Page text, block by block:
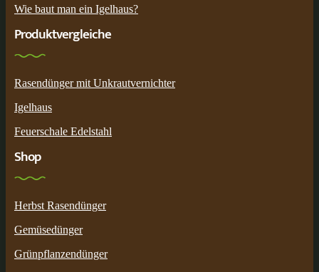
Wie baut man ein Igelhaus?
Produktvergleiche
Rasendünger mit Unkrautvernichter
Igelhaus
Feuerschale Edelstahl
Shop
Herbst Rasendünger
Gemüsedünger
Grünpflanzendünger